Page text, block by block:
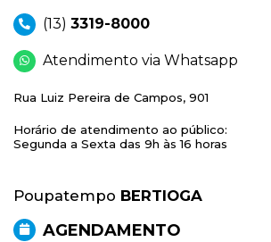
(13) 3319-8000
Atendimento via Whatsapp
Rua Luiz Pereira de Campos, 901
Horário de atendimento ao público:
Segunda a Sexta das 9h às 16 horas
Poupatempo BERTIOGA
AGENDAMENTO